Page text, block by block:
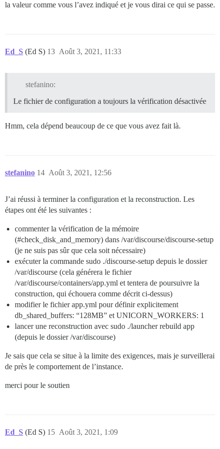
la valeur comme vous l’avez indiqué et je vous dirai ce qui se passe.
Ed_S (Ed S) Août 3, 2021, 11:33
13
stefanino:
Le fichier de configuration a toujours la vérification désactivée
Hmm, cela dépend beaucoup de ce que vous avez fait là.
stefanino Août 3, 2021, 12:56
14
J’ai réussi à terminer la configuration et la reconstruction. Les
étapes ont été les suivantes :
commenter la vérification de la mémoire
(#check_disk_and_memory) dans /var/discourse/discourse-setup
(je ne suis pas sûr que cela soit nécessaire)
exécuter la commande sudo ./discourse-setup depuis le dossier
/var/discourse (cela générera le fichier
/var/discourse/containers/app.yml et tentera de poursuivre la
construction, qui échouera comme décrit ci-dessus)
modifier le fichier app.yml pour définir explicitement
db_shared_buffers: “128MB” et UNICORN_WORKERS: 1
lancer une reconstruction avec sudo ./launcher rebuild app
(depuis le dossier /var/discourse)
Je sais que cela se situe à la limite des exigences, mais je surveillerai
de près le comportement de l’instance.
merci pour le soutien
Ed_S (Ed S) Août 3, 2021, 1:09
15